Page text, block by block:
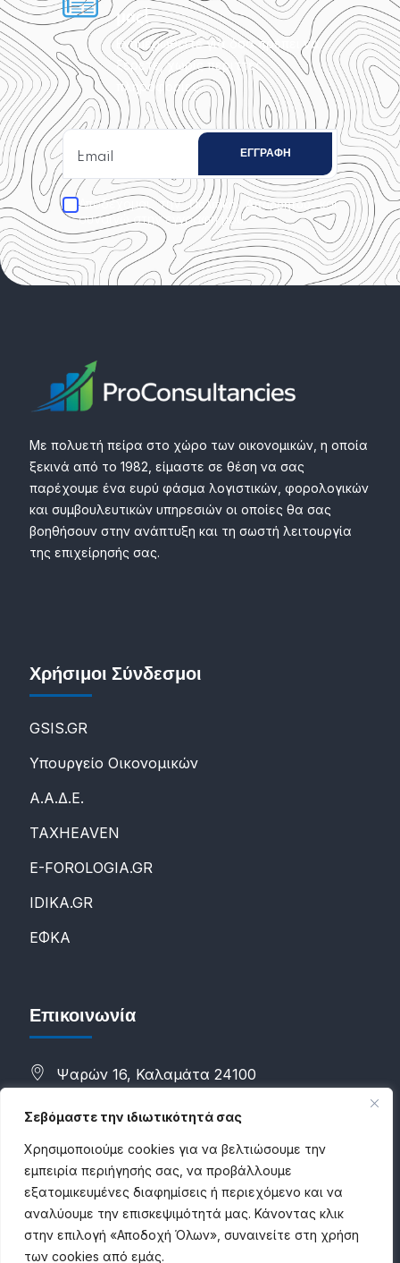
Σεβόμαστε την ιδιωτικότητά σας
Χρησιμοποιούμε cookies για να βελτιώσουμε την
εμπειρία περιήγησής σας, να προβάλλουμε
εξατομικευμένες διαφημίσεις ή περιεχόμενο και να
αναλύουμε την επισκεψιμότητά μας. Κάνοντας κλικ
στην επιλογή «Αποδοχή Όλων», συναινείτε στη χρήση
των cookies από εμάς.
μας!
Ενημερωθείτε για όσα πρέπει να
ξέρετε, χωρίς περιττές
πληροφορίες.
Αποδέχομαι τηνΠολιτική Απορρήτουκαι
συναινώ στην εγγραφή μου.
Με πολυετή πείρα στο χώρο των οικονομικών, η οποία
ξεκινά από το 1982, είμαστε σε θέση να σας
παρέχουμε ένα ευρύ φάσμα λογιστικών, φορολογικών
και συμβουλευτικών υπηρεσιών οι οποίες θα σας
βοηθήσουν στην ανάπτυξη και τη σωστή λειτουργία
της επιχείρησής σας.
Χρήσιμοι Σύνδεσμοι
GSIS.GR
Υπουργείο Οικονομικών
Α.Α.Δ.Ε.
ΤΑXHEAVEN
E-FOROLOGIA.GR
IDIKA.GR
ΕΦΚΑ
Επικοινωνία
Ψαρών 16, Καλαμάτα 24100
(+30) 2721088298
(+30) 6983784500
info@proconsultancies.com